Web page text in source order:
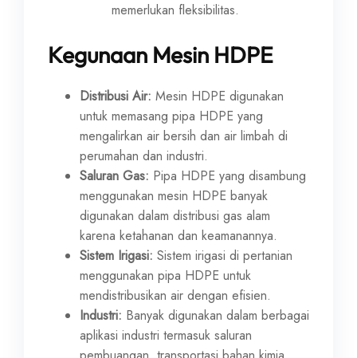
memerlukan fleksibilitas.
Kegunaan Mesin HDPE
Distribusi Air: Mesin HDPE digunakan
untuk memasang pipa HDPE yang
mengalirkan air bersih dan air limbah di
perumahan dan industri.
Saluran Gas: Pipa HDPE yang disambung
menggunakan mesin HDPE banyak
digunakan dalam distribusi gas alam
karena ketahanan dan keamanannya.
Sistem Irigasi: Sistem irigasi di pertanian
menggunakan pipa HDPE untuk
mendistribusikan air dengan efisien.
Industri: Banyak digunakan dalam berbagai
aplikasi industri termasuk saluran